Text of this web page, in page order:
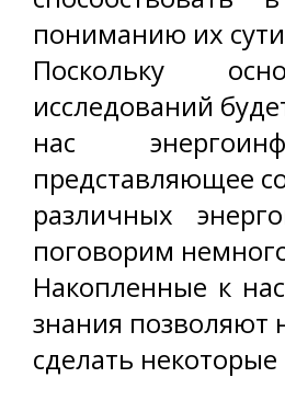
пониманию их
Поскольку
исследований
нас
представляющее
различных
поговорим
Накопленные к
знания позволяют
сделать